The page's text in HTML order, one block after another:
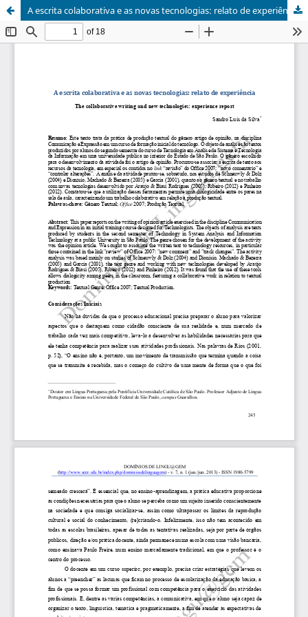
A escrita colaborativa e as novas tecnologias: relato de experiência